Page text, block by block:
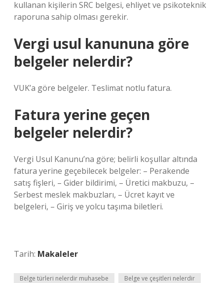
kullanan kişilerin SRC belgesi, ehliyet ve psikoteknik
raporuna sahip olması gerekir.
Vergi usul kanununa göre
belgeler nelerdir?
VUK’a göre belgeler. Teslimat notlu fatura.
Fatura yerine geçen
belgeler nelerdir?
Vergi Usul Kanunu’na göre; belirli koşullar altında
fatura yerine geçebilecek belgeler: – Perakende
satış fişleri, – Gider bildirimi, – Üretici makbuzu, –
Serbest meslek makbuzları, – Ücret kayıt ve
belgeleri, – Giriş ve yolcu taşıma biletleri.
Tarih: Makaleler
Belge türleri nelerdir muhasebe Belge ve çeşitleri nelerdir